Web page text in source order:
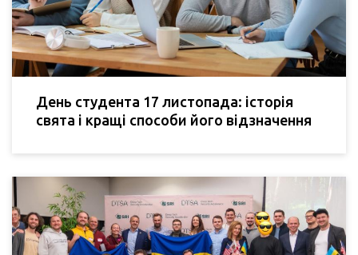
День студента 17 листопада: історія
свята і кращі способи його відзначення